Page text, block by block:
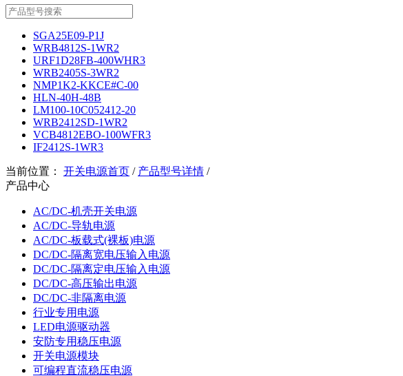
SGA25E09-P1J
WRB4812S-1WR2
URF1D28FB-400WHR3
WRB2405S-3WR2
NMP1K2-KKCE#C-00
HLN-40H-48B
LM100-10C052412-20
WRB2412SD-1WR2
VCB4812EBO-100WFR3
IF2412S-1WR3
当前位置： 开关电源首页 / 产品型号详情 /
产品中心
AC/DC-机壳开关电源
AC/DC-导轨电源
AC/DC-板载式(裸板)电源
DC/DC-隔离宽电压输入电源
DC/DC-隔离定电压输入电源
DC/DC-高压输出电源
DC/DC-非隔离电源
行业专用电源
LED电源驱动器
安防专用稳压电源
开关电源模块
可编程直流稳压电源